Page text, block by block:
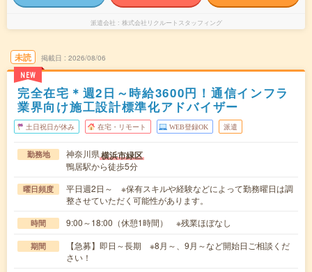
派遣会社 株式会社リクルートスタッフィング
未読
NEW
掲載日 2026/08/06
完全在宅＊週2日～時給3600円！通信インフラ
業界向け施工設計標準化アドバイザー
土日祝日が休み 在宅・リモート WEB登録OK 派遣
勤務地 神奈川県横浜市緑区
鴨居駅から徒歩5分
曜日頻度
平日週2日～ ※保有スキルや経験などによって勤務曜日は調
整させていただく可能性があります。
時間 9:00～18:00（休憩1時間） ※残業ほぼなし
期間
【急募】即日～長期 ※8月～、9月～など開始日ご相談くだ
さい！